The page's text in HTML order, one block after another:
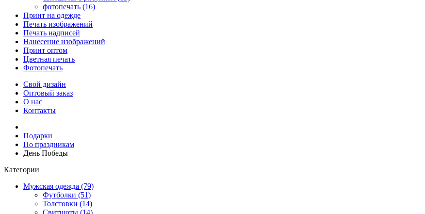
фотопечать (16)
Принт на одежде
Печать изображений
Печать надписей
Нанесение изображений
Принт оптом
Цветная печать
Фотопечать
Свой дизайн
Оптовый заказ
О нас
Контакты
Подарки
По праздникам
День Победы
Категории
Мужская одежда (79)
Футболки (51)
Толстовки (14)
Свитшоты (14)